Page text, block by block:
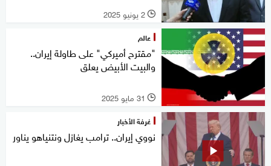
l 2 يونيو 2025
عالم
"مقترح أميركي" على طاولة إيران..
والبيت الأبيض يعلق
l 31 مايو 2025
غرفة الأخبار
نووي إيران.. ترامب يغازل ونتنياهو يناور